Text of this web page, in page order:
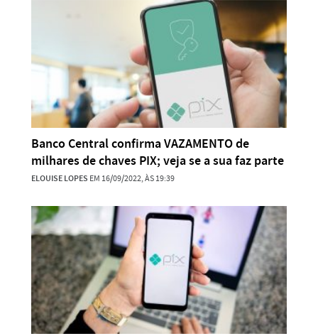
Banco Central confirma VAZAMENTO de
milhares de chaves PIX; veja se a sua faz parte
ELOUISE LOPES EM 16/09/2022, ÀS 19:39